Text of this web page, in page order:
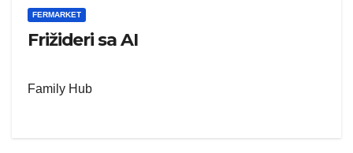
FERMARKET
Frižideri sa AI
Family Hub